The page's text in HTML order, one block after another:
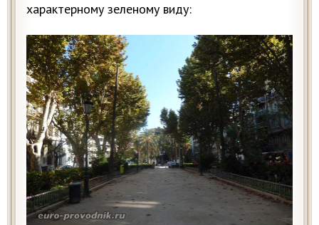
характерному зеленому виду: